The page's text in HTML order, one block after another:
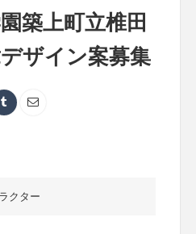
築上町立椎田
ザイン案募集
クター